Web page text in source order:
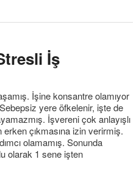
İş
İşine konsantre olamıyor
yere öfkelenir, işte de
İşvereni çok anlayışlı
çıkmasına izin verirmiş.
olamamış. Sonunda
olarak 1 sene işten